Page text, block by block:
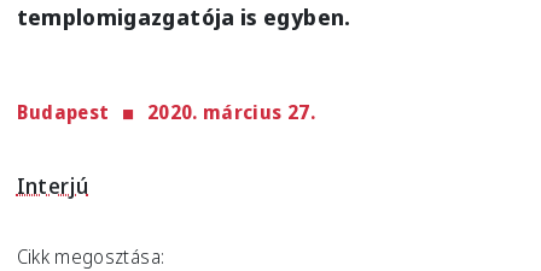
templomigazgatója is egyben.
Budapest 2020. március 27.
Interjú
Cikk megosztása: